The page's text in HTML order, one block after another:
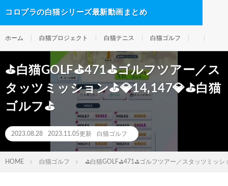
コロプラの白猫シリーズ最新動画まとめ
ホーム 白猫プロジェクト 白猫テニス 白猫ゴルフ
⛳白猫GOLF⛳471⛳ゴルフツアー／ス
タッツミッション⛳💎14,147💎⛳白猫
ゴルフ⛳
2023.08.28 2023.11.05更新 白猫ゴルフ
HOME 白猫ゴルフ ⛳白猫GOLF⛳471⛳ゴルフツアー／スタッツミッシ